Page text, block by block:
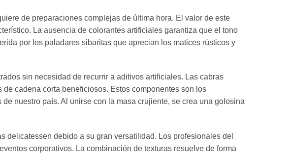
de preparaciones complejas de última hora. El valor de este
La ausencia de colorantes artificiales garantiza que el tono
por los paladares sibaritas que aprecian los matices rústicos y
sin necesidad de recurrir a aditivos artificiales. Las cabras
cadena corta beneficiosos. Estos componentes son los
nuestro país. Al unirse con la masa crujiente, se crea una golosina
delicatessen debido a su gran versatilidad. Los profesionales del
corporativos. La combinación de texturas resuelve de forma